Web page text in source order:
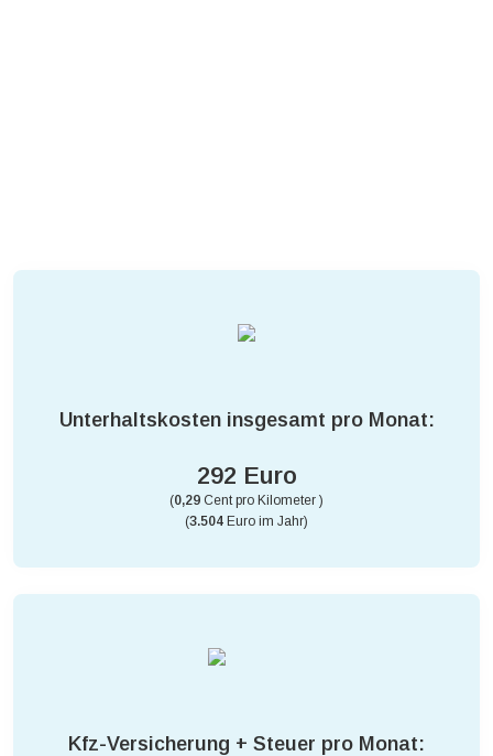
Unterhaltskosten insgesamt pro Monat:
292 Euro
(0,29 Cent pro Kilometer )
(3.504 Euro im Jahr)
Kfz-Versicherung + Steuer pro Monat: